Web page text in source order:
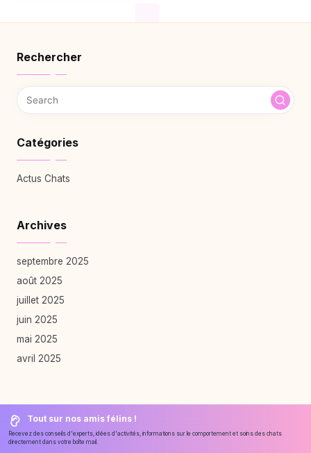
Rechercher
Catégories
Actus Chats
Archives
septembre 2025
août 2025
juillet 2025
juin 2025
mai 2025
avril 2025
Tout sur nos amis félins !
Recevez des conseils d'experts, idées d'activités, informations sur le comportement et soins des chats
directement dans votre boîte mail.